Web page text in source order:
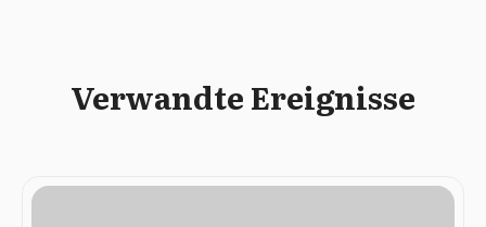
Verwandte Ereignisse